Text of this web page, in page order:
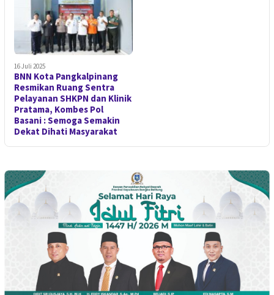
16 Juli 2025
BNN Kota Pangkalpinang
Resmikan Ruang Sentra
Pelayanan SHKPN dan Klinik
Pratama, Kombes Pol
Basani : Semoga Semakin
Dekat Dihati Masyarakat